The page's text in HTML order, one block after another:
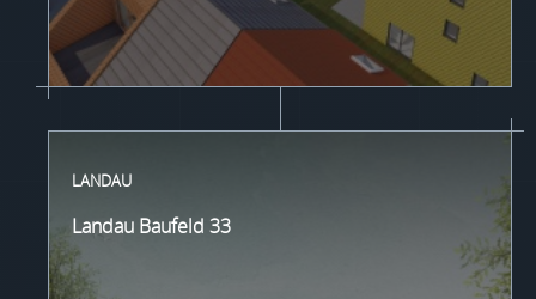
LANDAU
Landau Baufeld 33